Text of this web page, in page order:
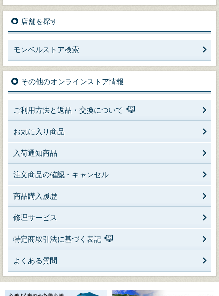
店舗を探す
モンベルストア検索
その他のオンラインストア情報
ご利用方法と返品・交換について
お気に入り商品
入荷通知商品
注文商品の確認・キャンセル
商品購入履歴
修理サービス
特定商取引法に基づく表記
よくある質問